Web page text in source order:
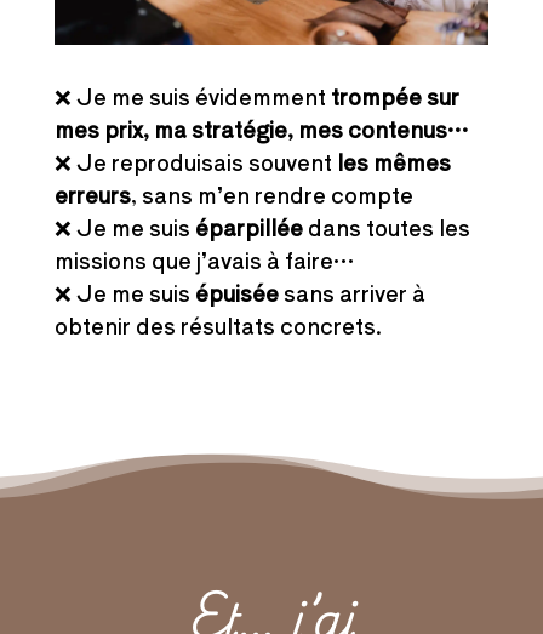
❌ Je me suis évidemment trompée sur
mes prix, ma stratégie, mes contenus…
❌ Je reproduisais souvent les mêmes
erreurs, sans m’en rendre compte
❌ Je me suis éparpilléedans toutes les
missions que j’avais à faire…
❌ Je me suis épuiséesans arriver à
obtenir des résultats concrets.
Et… j’ai